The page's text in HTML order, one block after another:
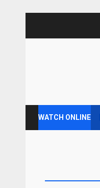
WATCH ONLINE